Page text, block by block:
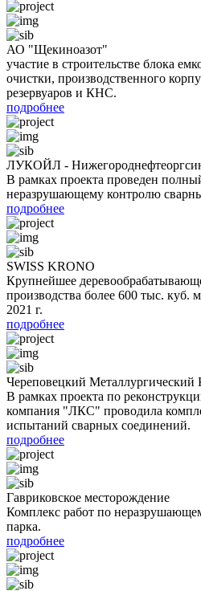
АО "Щекиноазот"
участие в строительстве блока
очистки, производственного
резервуаров и КНС.
подробнее
ЛУКОЙЛ -
В рамках проекта проведен
неразрушающему контролю
подробнее
SWISS KRONO
Крупнейшее
производства более 600 тыс. куб.
2021 г.
подробнее
Череповецкий Металлургический
В рамках проекта по
компания "ЛКС" проводила
испытаний сварных соединений.
подробнее
Гавриковское месторождение
Комплекс работ по
парка.
подробнее